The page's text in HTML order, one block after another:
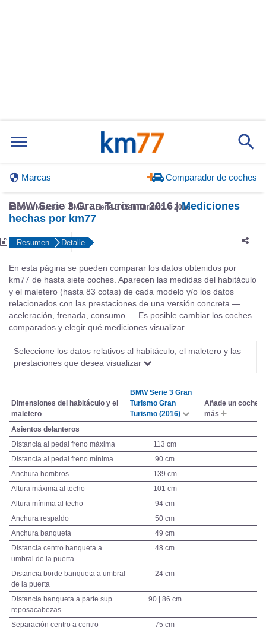
Marcas Comparador de coches
Inicio Marcas BMW Serie 3 Gran Turismo 2016
BMW Serie 3 Gran Turismo 2016 |Mediciones
hechas por km77
Resumen Detalle
En esta página se pueden comparar los datos obtenidos por
km77 de hasta siete coches. Aparecen las medidas del habitáculo
y el maletero (hasta 83 cotas) de cada modelo y/o los datos
relacionados con las prestaciones de una versión concreta —
aceleración, frenada, consumo—. Es posible cambiar los coches
comparados y elegir qué mediciones visualizar.
Seleccione los datos relativos al habitáculo, el maletero y las
prestaciones que desea visualizar
Dimensiones del habitáculo y el
maletero
BMW Serie 3 Gran
Turismo Gran
Turismo (2016)
Añade un coche
más
Asientos delanteros
Distancia al pedal freno máxima
113 cm
Distancia al pedal freno mínima
90 cm
Anchura hombros
139 cm
Altura máxima al techo
101 cm
Altura mínima al techo
94 cm
Anchura respaldo
50 cm
Anchura banqueta
49 cm
Distancia centro banqueta a
umbral de la puerta
48 cm
Distancia borde banqueta a umbral
de la puerta
24 cm
Distancia banqueta a parte sup.
reposacabezas
90 | 86 cm
Separación centro a centro
75 cm